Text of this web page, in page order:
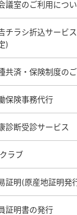
議室のご利用につ
チラシ折込サービ
)
共済・保険制度の
保険事務代行
診断受診サービス
ラブ
証明(原産地証明発
証明書の発行